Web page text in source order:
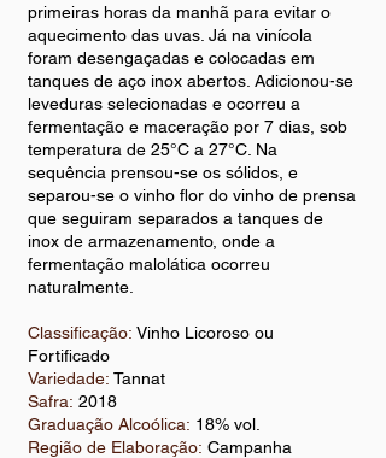
primeiras horas da manhã para evitar o
aquecimento das uvas. Já na vinícola
foram desengaçadas e colocadas em
tanques de aço inox abertos. Adicionou-se
leveduras selecionadas e ocorreu a
fermentação e maceração por 7 dias, sob
temperatura de 25°C a 27°C. Na
sequência prensou-se os sólidos, e
separou-se o vinho flor do vinho de prensa
que seguiram separados a tanques de
inox de armazenamento, onde a
fermentação malolática ocorreu
naturalmente.
Classificação: Vinho Licoroso ou
Fortificado
Variedade: Tannat
Safra: 2018
Graduação Alcoólica: 18% vol.
Região de Elaboração: Campanha